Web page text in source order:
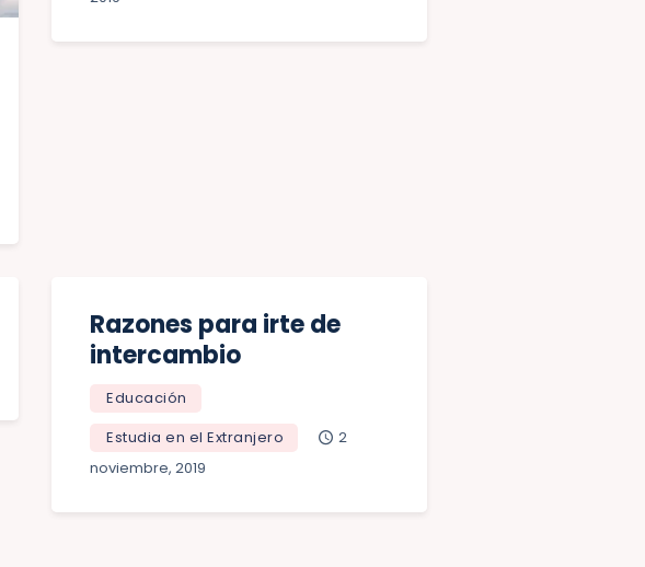
Razones para irte de
intercambio
Educación
Estudia en el Extranjero
2
noviembre, 2019